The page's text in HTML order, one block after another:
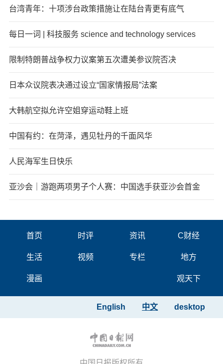
台湾青年：十项涉台政策措施让在陆台青更有底气
每日一词 | 科技服务 science and technology services
限制特朗普战争权力议案第五次遭美参议院否决
日本众议院表决通过设立“国家情报局”法案
大韩航空拟允许空姐穿运动鞋上班
中国有约：在菏泽，遇见牡丹的千面风华
人民海军生日快乐
亚沙会｜游跑两项男子个人赛：中国选手获亚沙会首金
首页 时评 资讯 C财经
生活 视频 专栏 地方
漫画 观天下
desktop
中文
English